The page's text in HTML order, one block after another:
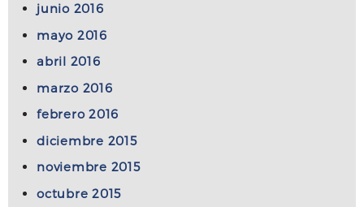
junio 2016
mayo 2016
abril 2016
marzo 2016
febrero 2016
diciembre 2015
noviembre 2015
octubre 2015